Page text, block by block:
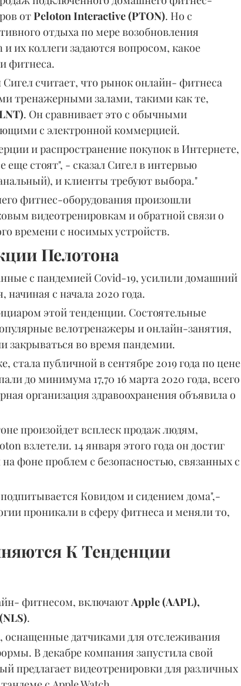
от Peloton Interactive (PTON). Но с
отдыха по мере возобновления
их коллеги задаются вопросом, какое
фитнеса.
считает, что рынок онлайн- фитнеса
тренажерными залами, такими как те,
. Он сравнивает это с обычными
с электронной коммерцией.
и распространение покупок в Интернете,
еще стоят", - сказал Сигел в интервью
и клиенты требуют выбора."
фитнес-оборудования произошли
видеотренировкам и обратной связи о
времени с носимых устройств.
Пелотона
с пандемией Covid-19, усилили домашний
с начала 2020 года.
этой тенденции. Состоятельные
велотренажеры и онлайн-занятия,
закрываться во время пандемии.
публичной в сентябре 2019 года по цене
до минимума 17,70 16 марта 2020 года, всего
организация здравоохранения объявила о
произойдет всплеск продаж людям,
взлетели. 14 января этого года он достиг
на фоне проблем с безопасностью, связанных с
Ковидом и сидением дома",-
проникали в сферу фитнеса и меняли то,
К Тенденции
фитнесом, включают Apple (AAPL),
.
оснащенные датчиками для отслеживания
В декабре компания запустила свой
предлагает видеотренировки для различных